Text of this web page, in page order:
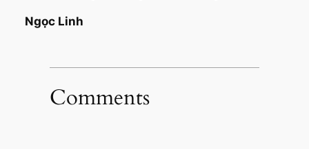
Ngọc Linh
Comments